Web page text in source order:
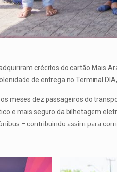
créditos do cartão Mais
de entrega no Terminal
meses dez passageiros do
e mais seguro da bilhetagem
– contribuindo assim para